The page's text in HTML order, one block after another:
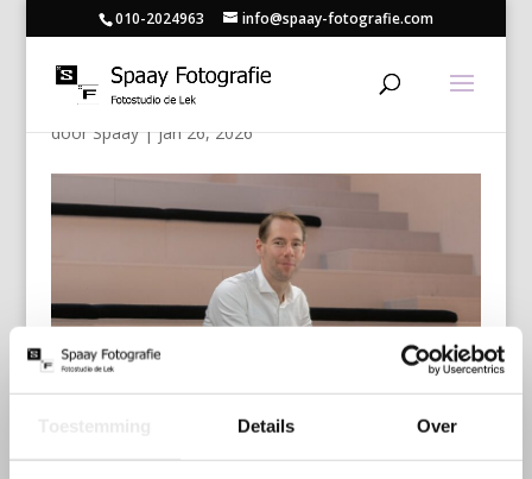
Details Over
010-2024963 info@spaay-fotografie.com
20
doorSpaay|jan 26, 2026